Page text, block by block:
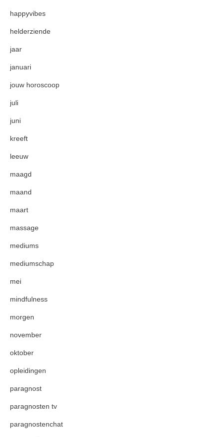
happyvibes
helderziende
jaar
januari
jouw horoscoop
juli
juni
kreeft
leeuw
maagd
maand
maart
massage
mediums
mediumschap
mei
mindfulness
morgen
november
oktober
opleidingen
paragnost
paragnosten tv
paragnostenchat